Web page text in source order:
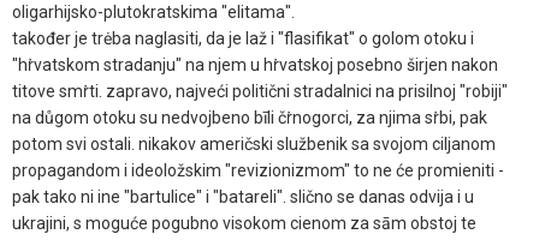
oligarhijsko-plutokratskima "elitama".
također je trėba naglasiti, da je laž i "flasifikat" o golom otoku i
"hṙvatskom stradanju" na njem u hṙvatskoj posebno širjen nakon
titove smṙti. zapravo, najveći politični stradalnici na prisilnoj "robiji"
na důgom otoku su nedvojbeno bīli čṙnogorci, za njima sṙbi, pak
potom svi ostali. nikakov američski službenik sa svojom ciljanom
propagandom i ideoložskim "revizionizmom" to ne će promieniti -
pak tako ni ine "bartulice" i "batareli". slično se danas odvija i u
ukrajini, s moguće pogubno visokom cienom za sām obstoj te